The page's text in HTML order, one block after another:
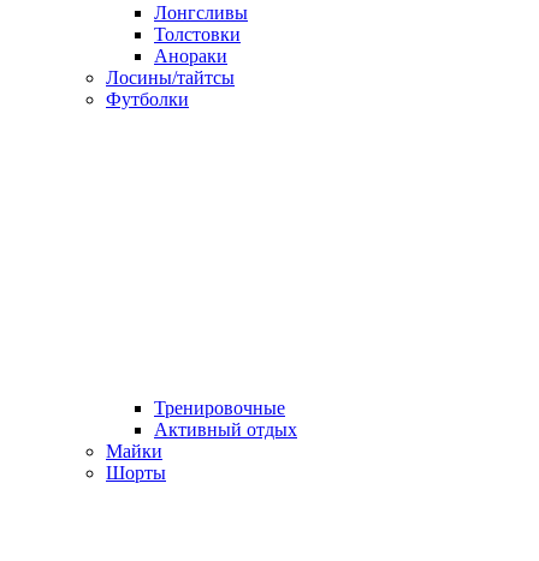
Лонгсливы
Толстовки
Анораки
Лосины/тайтсы
Футболки
Тренировочные
Активный отдых
Майки
Шорты